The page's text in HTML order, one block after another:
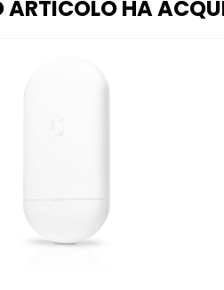
HA